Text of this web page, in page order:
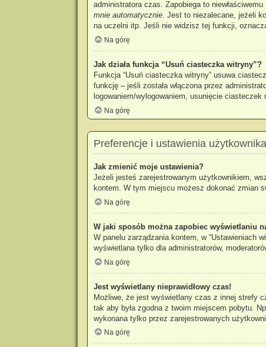
administratora czas. Zapobiega to
mnie automatycznie. Jest to niezalecane, jeżeli
na uczelni itp. Jeśli nie widzisz tej funkcji,
Na górę
Jak działa funkcja “Usuń ciasteczka witryny”?
Funkcja “Usuń ciasteczka witryny” usuwa
funkcję – jeśli została włączona przez
logowaniem/wylogowaniem, usunięcie ciasteczek
Na górę
Preferencje i ustawienia użytkownika
Jak zmienić moje ustawienia?
Jeżeli jesteś zarejestrowanym użytkownikiem,
kontem. W tym miejscu możesz dokonać zmian
Na górę
W jaki sposób można zapobiec wyświetlaniu
W panelu zarządzania kontem, w “Ustawieniach
wyświetlana tylko dla administratorów,
Na górę
Jest wyświetlany nieprawidłowy czas!
Możliwe, że jest wyświetlany czas z innej strefy
tak aby była zgodna z twoim miejscem pobytu.
wykonana tylko przez zarejestrowanych
Na górę